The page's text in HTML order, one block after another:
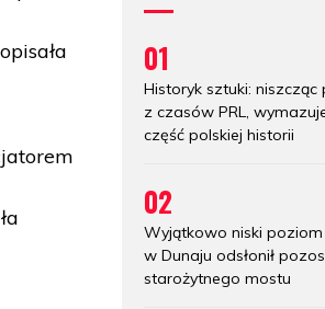
01
Historyk sztuki: niszcząc
z czasów PRL,
część polskiej historii
02
Wyjątkowo niski
w Dunaju odsłonił
starożytnego mostu